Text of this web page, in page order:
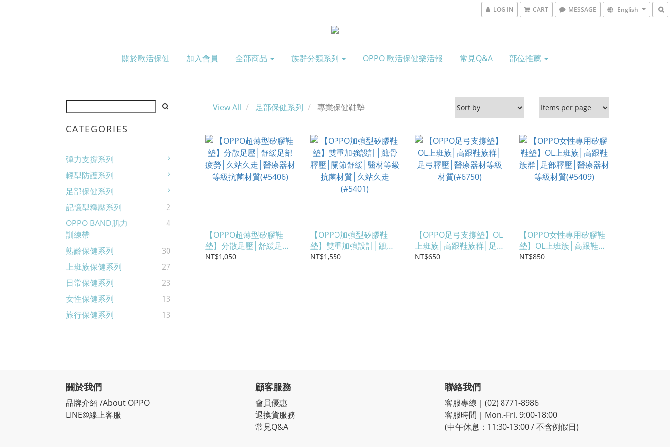
LOG IN CART MESSAGE English
關於歐活保健 加入會員 全部商品 族群分類系列 OPPO 歐活保健樂活報 常見Q&A 部位推薦
CATEGORIES
彈力支撐系列
輕型防護系列
足部保健系列
記憶型釋壓系列
2
OPPO BAND肌力
訓練帶
4
熟齡保健系列
30
上班族保健系列
27
日常保健系列
23
女性保健系列
13
旅行保健系列
13
View All 足部保健系列 專業保健鞋墊
【OPPO超薄型矽膠鞋
墊】分散足壓│舒緩足部
疲勞│久站久走│醫療器材
NT$1,050
【OPPO加強型矽膠鞋
墊】雙重加強設計│蹠骨
釋壓│關節舒緩│醫材等級
NT$1,550
【OPPO足弓支撐墊】OL
上班族│高跟鞋族群│足弓
釋壓│醫療器材等級材質
NT$650
【OPPO女性專用矽膠鞋
墊】OL上班族│高跟鞋族
群│足部釋壓│醫療器材等
NT$850
關於我們
品牌介紹 /About OPPO
LINE@線上客服
顧客服務
會員優惠
退換貨服務
常見Q&A
聯絡我們
客服專線｜(02) 8771-8986
客服時間｜Mon.-Fri. 9:00-18:00
(中午休息：11:30-13:00 / 不含例假日)